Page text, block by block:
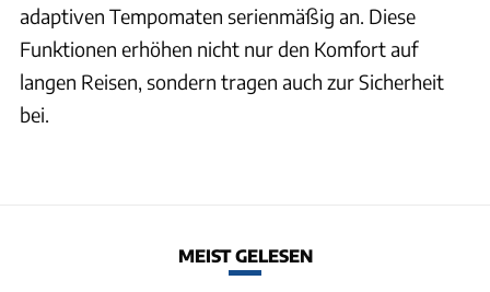
adaptiven Tempomaten serienmäßig an. Diese
Funktionen erhöhen nicht nur den Komfort auf
langen Reisen, sondern tragen auch zur Sicherheit
bei.
MEIST GELESEN